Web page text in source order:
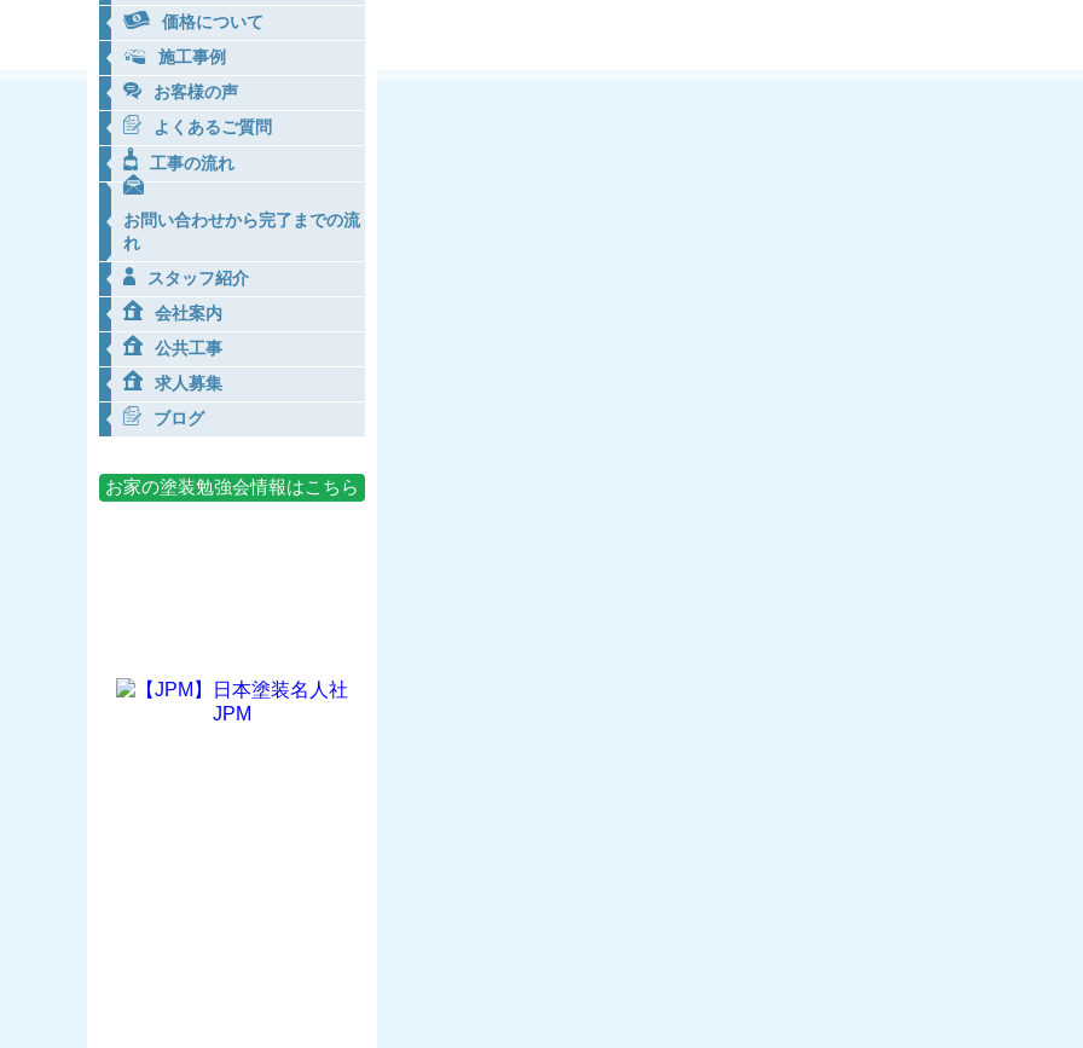
価格について
施工事例
お客様の声
よくあるご質問
工事の流れ
お問い合わせから完了までの流
れ
スタッフ紹介
会社案内
公共工事
求人募集
ブログ